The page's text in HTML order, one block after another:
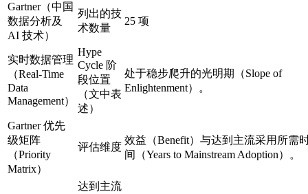
Gartner（中国
数据分析及
AI 技术）
列出的技
术数量
25 项
实时数据管理
（Real-Time
Data
Management）
Hype
Cycle 阶
段位置
（文中表
述）
处于稳步爬升的光明期（Slope of
Enlightenment）。
Gartner 优先
级矩阵
（Priority
Matrix）
评估维度
效益（Benefit）与达到主流采用所需
间（Years to Mainstream Adoption）。
达到主流